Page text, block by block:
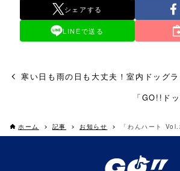
シェアする
LINEで送る
「GO!!ド
ホーム 記事 お知らせ 「わんハート